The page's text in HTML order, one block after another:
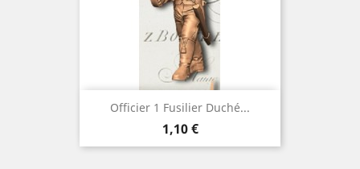
Officier 1 Fusilier Duché...
Prix
1,10 €